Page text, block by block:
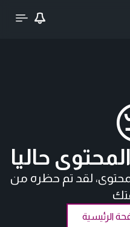
حاليا
لقد تم حظره من
الرئيسية